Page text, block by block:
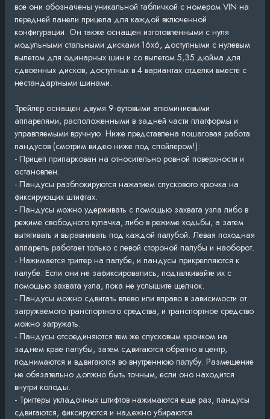
все они обозначены уникальной табличкой с номером VIN на
передней панели прицепа для каждой включенной
конфигурации. Он также оснащен изготовленными с нуля
модульными стальными дисками 16x6, доступными с нулевым
вылетом для одинарных шин и со вылетом 5,35 дюйма для
сдвоенных дисков, доступных в 4 вариантах отделки вместе с
нестандартными шинами.
Трейлер оснащен двумя 9-футовыми алюминиевыми
аппарелями, расположенными в задней части платформы и
управляемыми вручную. Ниже представлена пошаговая работа
пандусов (смотрим видео ниже под спойлером!):
- Прицеп припаркован на относительно ровной поверхности и
остановлен.
- Пандусы разблокируются нажатием спускового крючка на
фиксирующих штифтах.
- Пандусы можно удерживать с помощью захвата узла либо в
режиме свободного кулачка, либо в режиме ходьбы, а затем
вытягивать и выравнивать под каждой палубой. Левая походная
аппарель работает только с левой стороной палубы и наоборот.
- Нажимается триггер на палубе, и пандусы прикрепляются к
палубе. Если они не зафиксировались, подталкивайте их с
помощью захвата узла, пока не услышите щелчок.
- Пандусы можно сдвигать влево или вправо в зависимости от
загружаемого транспортного средства, и транспортное средство
можно загружать.
- Пандусы отсоединяются тем же спусковым крючком на
заднем крае палубы, затем сдвигаются обратно в центр,
поднимаются и вдвигаются во внутреннюю палубу. Размещение
не обязательно должно быть точным, если оно находится
внутри колоды.
- Триггеры укладочных штифтов нажимаются еще раз, пандусы
сдвигаются, фиксируются и надежно убираются.